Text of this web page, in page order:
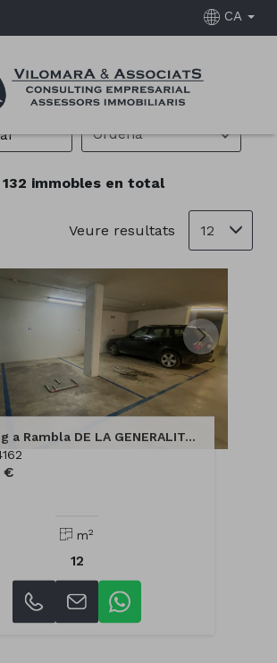
CA
EN VENDA DE CONSULTING
VILOMARA & ASSOCIATS
Ordena
132 immobles en total
Veure resultats 12
Pàrquing a Rambla DE LA GENERALITAT, 21
€
m2
12